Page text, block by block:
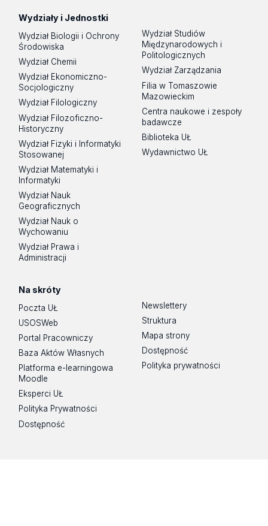
Wydziały i Jednostki
Wydział Biologii i Ochrony
Środowiska
Wydział Chemii
Wydział Ekonomiczno-
Socjologiczny
Wydział Filologiczny
Wydział Filozoficzno-
Historyczny
Wydział Fizyki i Informatyki
Stosowanej
Wydział Matematyki i
Informatyki
Wydział Nauk
Geograficznych
Wydział Nauk o
Wychowaniu
Wydział Prawa i
Administracji
Wydział Studiów
Międzynarodowych i
Politologicznych
Wydział Zarządzania
Filia w Tomaszowie
Mazowieckim
Centra naukowe i zespoły
badawcze
Biblioteka UŁ
Wydawnictwo UŁ
Na skróty
Poczta UŁ
USOSWeb
Portal Pracowniczy
Baza Aktów Własnych
Platforma e-learningowa
Moodle
Eksperci UŁ
Polityka Prywatności
Dostępność
Newslettery
Struktura
Mapa strony
Dostępność
Polityka prywatności